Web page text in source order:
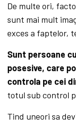
De multe ori,
sunt mai mult
exces a faptelor,
Sunt persoane
posesive, care
controla pe cei
totul sub control
Tind uneori sa